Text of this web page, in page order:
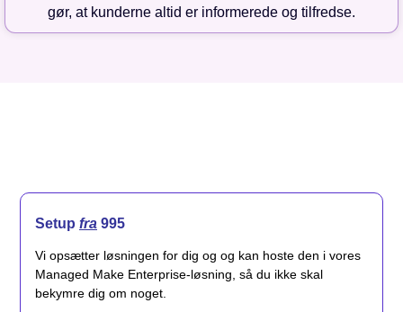
gør, at kunderne altid er informerede og tilfredse.
Setup fra 995
Vi opsætter løsningen for dig og og kan hoste den i vores
Managed Make Enterprise-løsning, så du ikke skal
bekymre dig om noget.